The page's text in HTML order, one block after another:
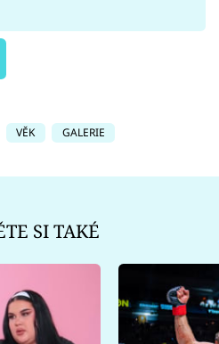
VĚK GALERIE
SI TAKÉ